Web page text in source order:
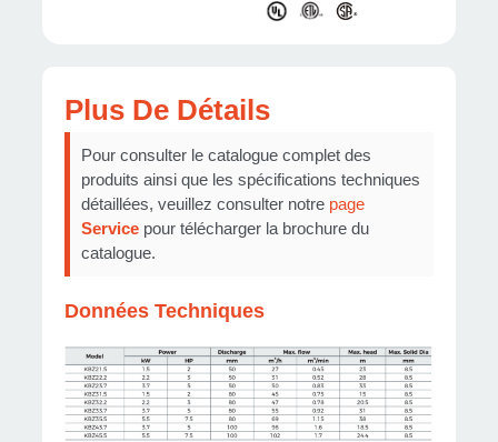
Plus De Détails
Pour consulter le catalogue complet des
produits ainsi que les spécifications techniques
détaillées, veuillez consulter notre page
Servicepour télécharger la brochure du
catalogue.
Données Techniques